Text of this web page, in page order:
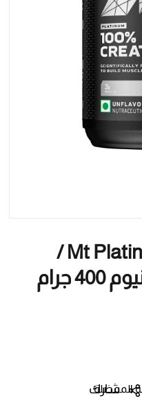
Mt Platinum Creatine 400G /
جرام
المفضلة
شارك